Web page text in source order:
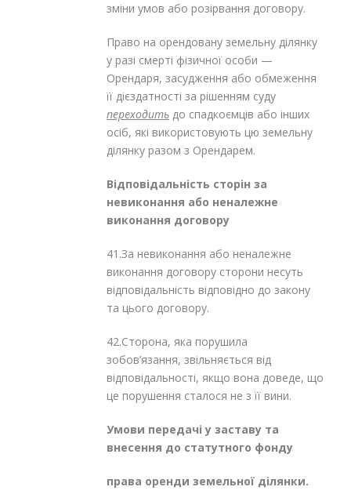
зміни умов або розірвання договору.
Право на орендовану земельну ділянку
у разі смерті фізичної особи —
Орендаря, засудження або обмеження
її дієздатності за рішенням суду
переходить до спадкоємців або інших
осіб, які використовують цю земельну
ділянку разом з Орендарем.
Відповідальність сторін за
невиконання або неналежне
виконання договору
41.За невиконання або неналежне
виконання договору сторони несуть
відповідальність відповідно до закону
та цього договору.
42.Сторона, яка порушила
зобов’язання, звільняється від
відповідальності, якщо вона доведе, що
це порушення сталося не з її вини.
Умови передачі у заставу та
внесення до статутного фонду
права оренди земельної ділянки.